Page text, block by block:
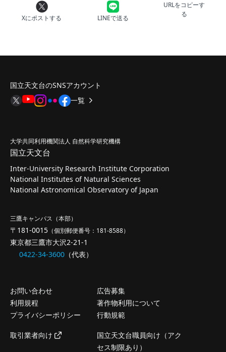
Xにポストする LINEで送る
URLをコピーす
る
国立天文台のSNSアカウント
一覧
大学共同利用機関法人 自然科学研究機構
国立天文台
Inter-University Research Institute Corporation
National Institutes of Natural Sciences
National Astronomical Observatory of Japan
三鷹キャンパス（本部）
〒181-0015 （個別郵便番号：181-8588）
東京都三鷹市大沢2-21-1
0422-34-3600 （代表）
お問い合わせ
広告募集
利用規程
著作物利用について
プライバシーポリシー
行動規範
取引業者向け
国立天文台職員向け（アク
セス制限あり）